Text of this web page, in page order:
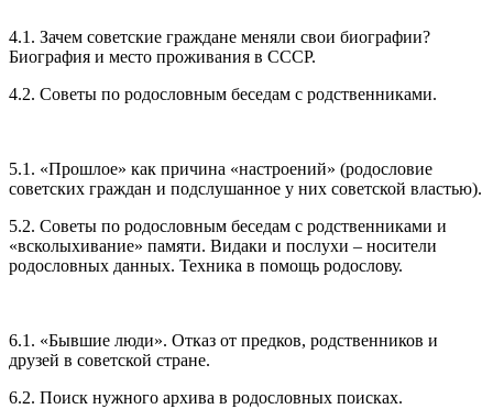
4.1. Зачем советские граждане меняли свои биографии?
Биография и место проживания в СССР.
4.2. Советы по родословным беседам с родственниками.
5.1. «Прошлое» как причина «настроений» (родословие
советских граждан и подслушанное у них советской властью).
5.2. Советы по родословным беседам с родственниками и
«всколыхивание» памяти. Видаки и послухи – носители
родословных данных. Техника в помощь родослову.
6.1. «Бывшие люди». Отказ от предков, родственников и
друзей в советской стране.
6.2. Поиск нужного архива в родословных поисках.